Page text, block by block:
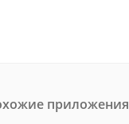
приложения